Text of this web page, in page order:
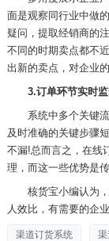
面是观察同行业中做
疑问，提取经销商的
不同的时期卖点都不
出新的卖点，对企业
3.订单环节实时
系统中多个关键
及时准确的关键步骤
不漏!总而言之，在线
理，而这一些优势是
核货宝小编认为，
人效比，有需要的企
渠道订货系统